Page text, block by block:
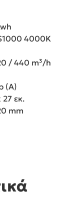
4000K
/ 440 m³/h
(Α)
εκ.
mm